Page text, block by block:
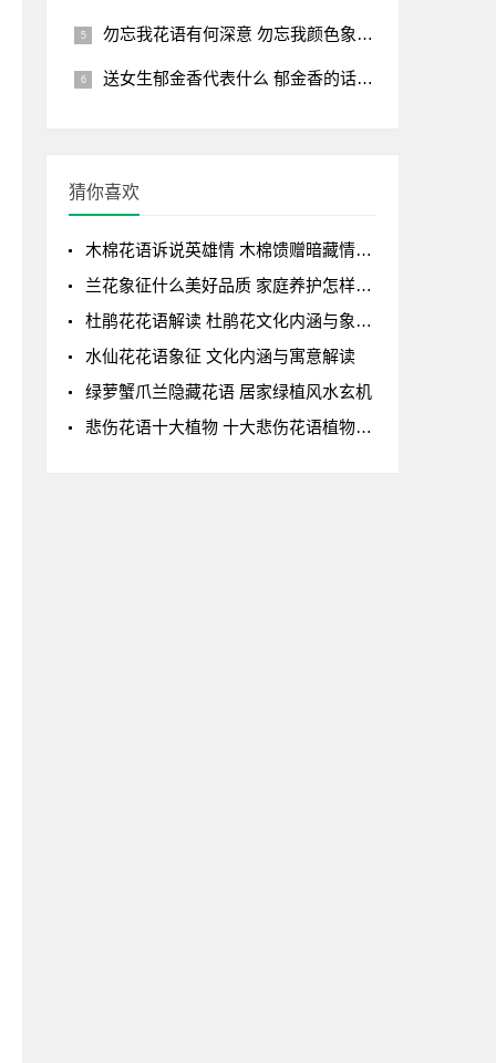
勿忘我花语有何深意 勿忘我颜色象征解析
送女生郁金香代表什么 郁金香的话语和寓意
猜你喜欢
木棉花语诉说英雄情 木棉馈赠暗藏情感密码
兰花象征什么美好品质 家庭养护怎样避免误区
杜鹃花花语解读 杜鹃花文化内涵与象征意义
水仙花花语象征 文化内涵与寓意解读
绿萝蟹爪兰隐藏花语 居家绿植风水玄机
悲伤花语十大植物 十大悲伤花语植物传说